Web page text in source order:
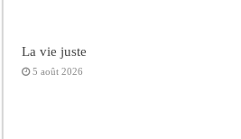
La vie juste
5 août 2026